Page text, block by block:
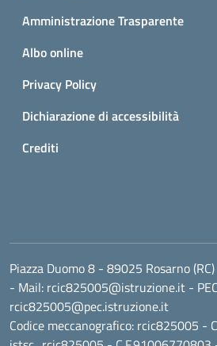
Amministrazione Trasparente
Albo online
Privacy Policy
Dichiarazione di accessibilità
Crediti
Piazza Duomo 8 - 89025 Rosarno (RC)
- Mail: rcic825005@istruzione.it -
rcic825005@pec.istruzione.it
Codice meccanografico: rcic825005 -